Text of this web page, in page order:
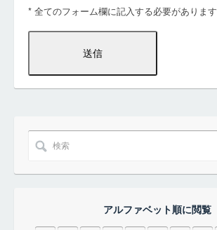
* 全てのフォーム欄に記入する必要があります
アルファベット順に閲覧